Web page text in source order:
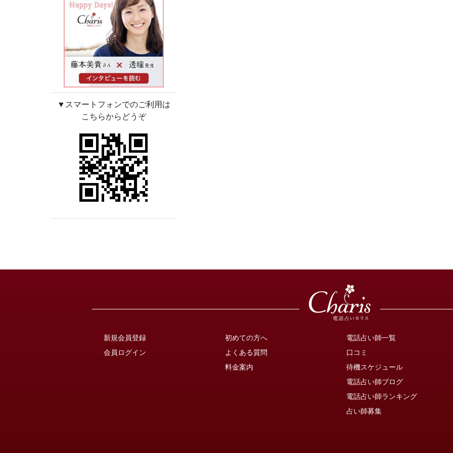
▼スマートフォンでのご利用は
こちらからどうぞ
新規会員登録
会員ログイン
初めての方へ
よくある質問
料金案内
電話占い師一覧
口コミ
待機スケジュール
電話占い師ブログ
電話占い師ランキング
占い師募集